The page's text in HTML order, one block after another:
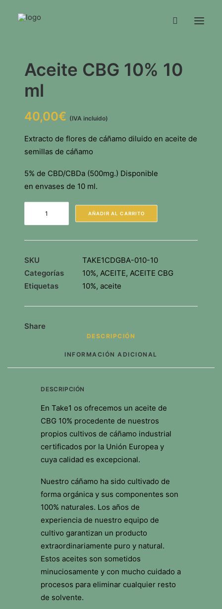
NOSOTROS
INFO
Aceite CBG 10% 10
ml
40,00€ (IVA incluido)
Extracto de flores de cáñamo diluido en aceite de
semillas de cáñamo
5% de CBD/CBDa (500mg.) Disponible
en envases de 10 ml.
ml
cantidad
AÑADIR AL CARRITO
SKU
TAKE1CDGBA-010-10
Categorías
10%, ACEITE, ACEITE CBG
Etiquetas
10%, aceite
Share
DESCRIPCIÓN
INFORMACIÓN ADICIONAL
DESCRIPCIÓN
En Take1 os ofrecemos un aceite de
CBG 10% procedente de nuestros
propios cultivos de cáñamo industrial
certificados por la Unión Europea y
cuya calidad es excepcional.
Nuestro cáñamo ha sido cultivado de
forma orgánica y sus componentes son
100% naturales. Los años de
experiencia de nuestro equipo de
cultivo garantizan un producto
extraordinariamente puro y natural.
Estos aceites son sometidos
minuciosamente y con mucho cuidado a
procesos para eliminar cualquier resto
de solvente.